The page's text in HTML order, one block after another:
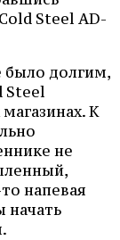
Steel AD-
было долгим,
Steel
К
не
напевая
начать